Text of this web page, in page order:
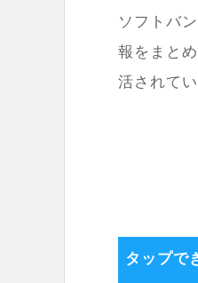
ソフトバ
報をまと
活されて
タップで